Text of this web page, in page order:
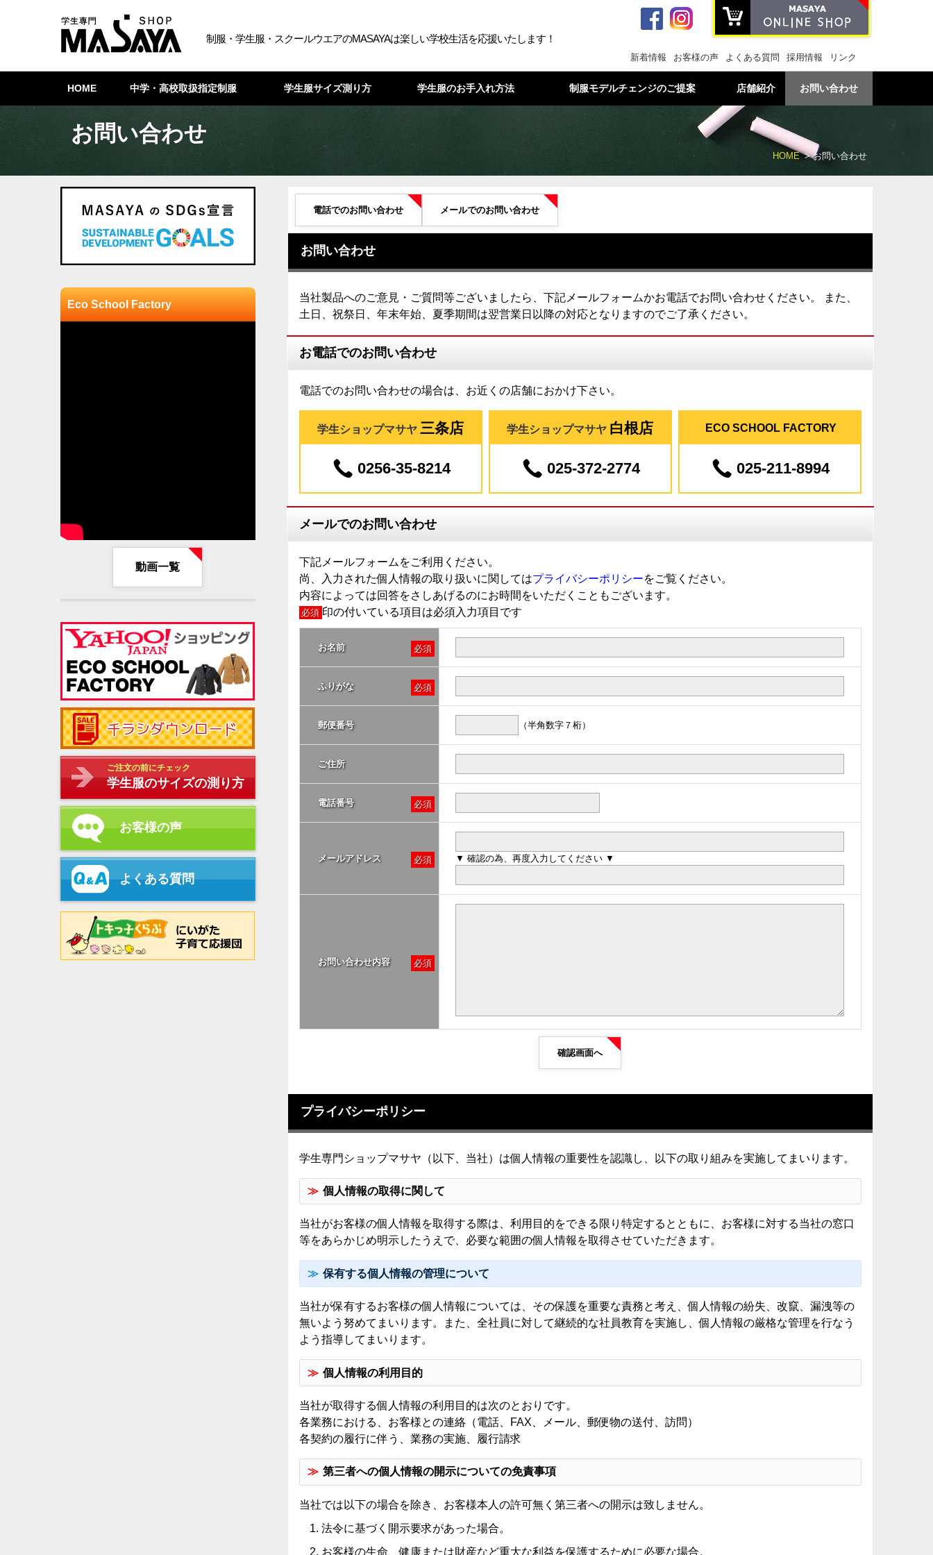
制服・学生服・スクールウエアのMASAYAは楽しい学校生活を応援いたします！
新着情報 お客様の声 よくある質問 採用情報 リンク
HOME 中学・高校取扱指定制服 学生服サイズ測り方 学生服のお手入れ方法 制服モデルチェンジのご提案 店舗紹介 お問い合わせ
お問い合わせ
HOME お問い合わせ
電話でのお問い合わせ メールでのお問い合わせ
お問い合わせ
当社製品へのご意見・ご質問等ございましたら、下記メールフォームかお電話でお問い合わせください。 また、
土日、祝祭日、年末年始、夏季期間は翌営業日以降の対応となりますのでご了承ください。
お電話でのお問い合わせ
電話でのお問い合わせの場合は、お近くの店舗におかけ下さい。
学生ショップマサヤ 三条店
0256-35-8214
学生ショップマサヤ 白根店
025-372-2774
ECO SCHOOL FACTORY
025-211-8994
メールでのお問い合わせ
下記メールフォームをご利用ください。
尚、入力された個人情報の取り扱いに関してはプライバシーポリシーをご覧ください。
内容によっては回答をさしあげるのにお時間をいただくこともございます。
必須 印の付いている項目は必須入力項目です
お名前 必須
ふりがな 必須
郵便番号 （半角数字７桁）
ご住所
電話番号 必須
メールアドレス 必須 ▼ 確認の為、再度入力してください ▼
お問い合わせ内容 必須
確認画面へ
プライバシーポリシー
学生専門ショップマサヤ（以下、当社）は個人情報の重要性を認識し、以下の取り組みを実施してまいります。
個人情報の取得に関して
当社がお客様の個人情報を取得する際は、利用目的をできる限り特定するとともに、お客様に対する当社の窓口
等をあらかじめ明示したうえで、必要な範囲の個人情報を取得させていただきます。
保有する個人情報の管理について
当社が保有するお客様の個人情報については、その保護を重要な責務と考え、個人情報の紛失、改竄、漏洩等の
無いよう努めてまいります。また、全社員に対して継続的な社員教育を実施し、個人情報の厳格な管理を行なう
よう指導してまいります。
個人情報の利用目的
当社が取得する個人情報の利用目的は次のとおりです。
各業務における、お客様との連絡（電話、FAX、メール、郵便物の送付、訪問）
各契約の履行に伴う、業務の実施、履行請求
第三者への個人情報の開示についての免責事項
当社では以下の場合を除き、お客様本人の許可無く第三者への開示は致しません。
法令に基づく開示要求があった場合。
お客様の生命、健康または財産など重大な利益を保護するために必要な場合。
Eco School Factory
動画一覧
ご注文の前にチェック
学生服のサイズの測り方
お客様の声
よくある質問